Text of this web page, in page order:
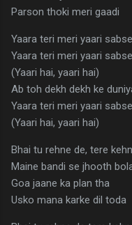
Parson thoki meri gaadi
Yaara teri meri yaari
Yaara teri meri yaari
(Yaari hai, yaari hai)
Ab toh dekh dekh ke
Yaara teri meri yaari
(Yaari hai, yaari hai)
Bhai tu rehne de, tere
Maine bandi se jhooth
Goa jaane ka plan tha
Usko mana karke dil toda